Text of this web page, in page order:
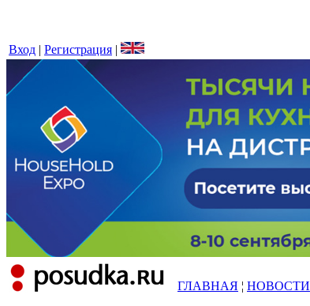
Вход | Регистрация |
ГЛАВНАЯ ¦ НОВОСТИ